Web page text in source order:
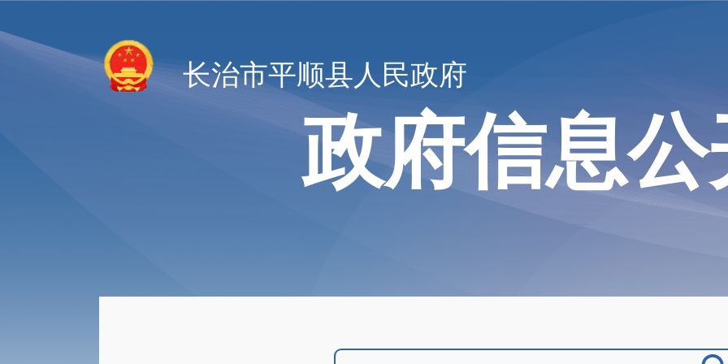
长治市平顺县人民政府
政府信息公